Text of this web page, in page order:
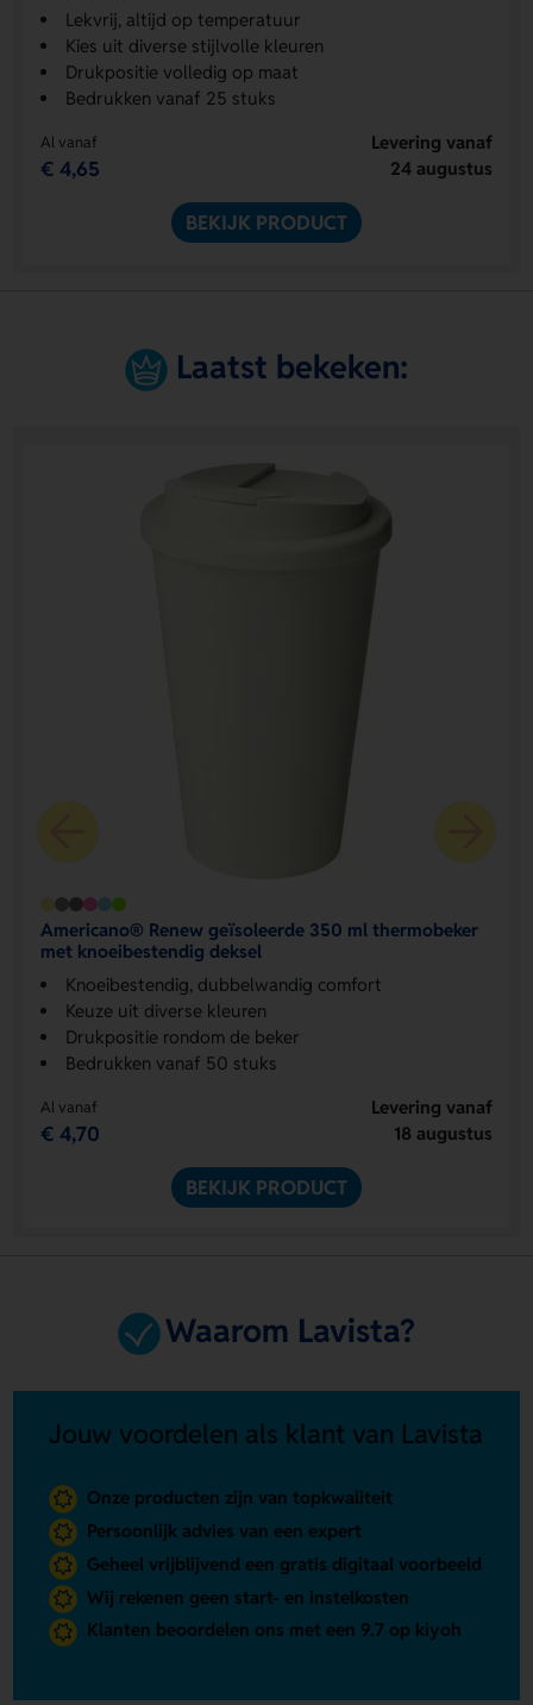
Lekvrij, altijd op temperatuur
Kies uit diverse stijlvolle kleuren
Drukpositie volledig op maat
Bedrukken vanaf 25 stuks
Al vanaf
€ 4,65
Levering vanaf
24 augustus
BEKIJK PRODUCT
Laatst bekeken:
Americano® Renew geïsoleerde 350 ml thermobeker
met knoeibestendig deksel
Knoeibestendig, dubbelwandig comfort
Keuze uit diverse kleuren
Drukpositie rondom de beker
Bedrukken vanaf 50 stuks
Al vanaf
€ 4,70
Levering vanaf
18 augustus
BEKIJK PRODUCT
Waarom Lavista?
Jouw voordelen als klant van Lavista
Onze producten zijn van topkwaliteit
Persoonlijk advies van een expert
Geheel vrijblijvend een gratis digitaal voorbeeld
Wij rekenen geen start- en instelkosten
Klanten beoordelen ons met een 9.7 op kiyoh